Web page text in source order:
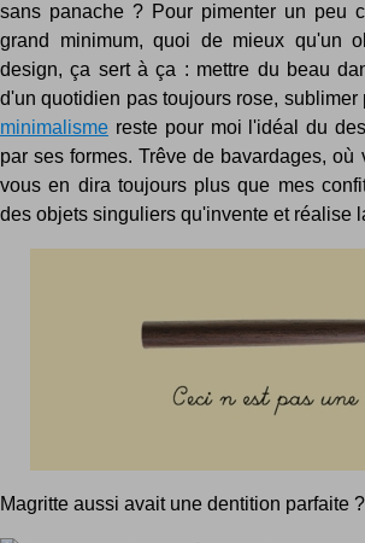
sans panache ? Pour pimenter un peu
grand minimum, quoi de mieux qu'un
design, ça sert à ça : mettre du beau
d'un quotidien pas toujours rose,
minimalisme reste pour moi l'idéal du
par ses formes. Trêve de bavardages,
vous en dira toujours plus que mes
des objets singuliers qu'invente et réalise
Magritte aussi avait une dentition parfaite ?